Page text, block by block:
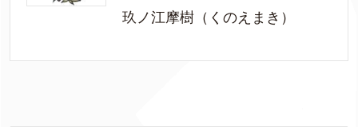
玖ノ江摩樹（くのえまき）